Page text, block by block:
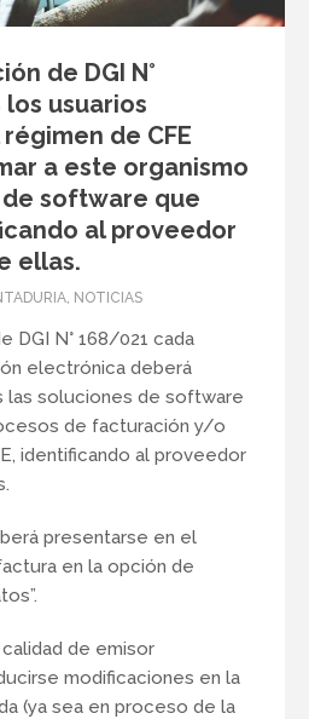
de DGI N°
usuarios
de CFE
a este organismo
software que
al proveedor
ellas.
, NOTICIAS
DGI N° 168/021 cada
electrónica deberá
las soluciones de software
de facturación y/o
identificando al proveedor
presentarse en el
en la opción de
de emisor
modificaciones en la
(ya sea en proceso de la